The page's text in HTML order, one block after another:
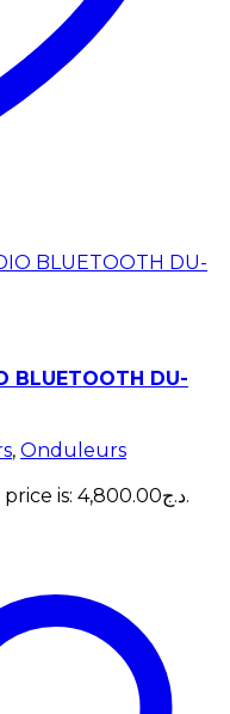
BLUETOOTH DU-
, Onduleurs
Current price is: 4,800.00د.ج.